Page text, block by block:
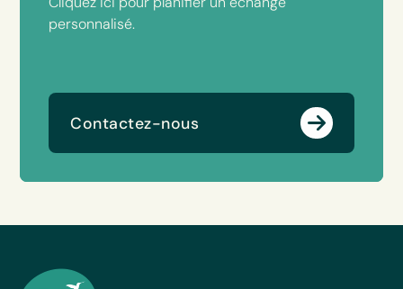
personnalisé.
Contactez-nous